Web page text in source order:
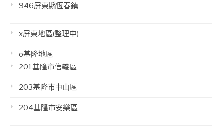
946屏東縣恆春鎮
x屏東地區(整理中)
o基隆地區
201基隆市信義區
203基隆市中山區
204基隆市安樂區